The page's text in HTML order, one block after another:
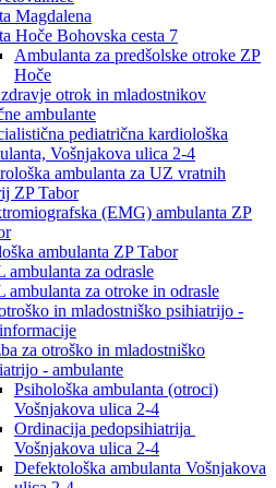
Magdalena
Hoče Bohovska cesta 7
Ambulanta za predšolske otroke ZP
Hoče
otrok in mladostnikov
ambulante
pediatrična kardiološka
Vošnjakova ulica 2-4
ambulanta za UZ vratnih
ZP Tabor
(EMG) ambulanta ZP
ambulanta ZP Tabor
ambulanta za odrasle
ambulanta za otroke in odrasle
in mladostniško psihiatrijo -
za otroško in mladostniško
- ambulante
Psihološka ambulanta (otroci)
Vošnjakova ulica 2-4
Ordinacija pedopsihiatrija
Vošnjakova ulica 2-4
Defektološka ambulanta Vošnjakova